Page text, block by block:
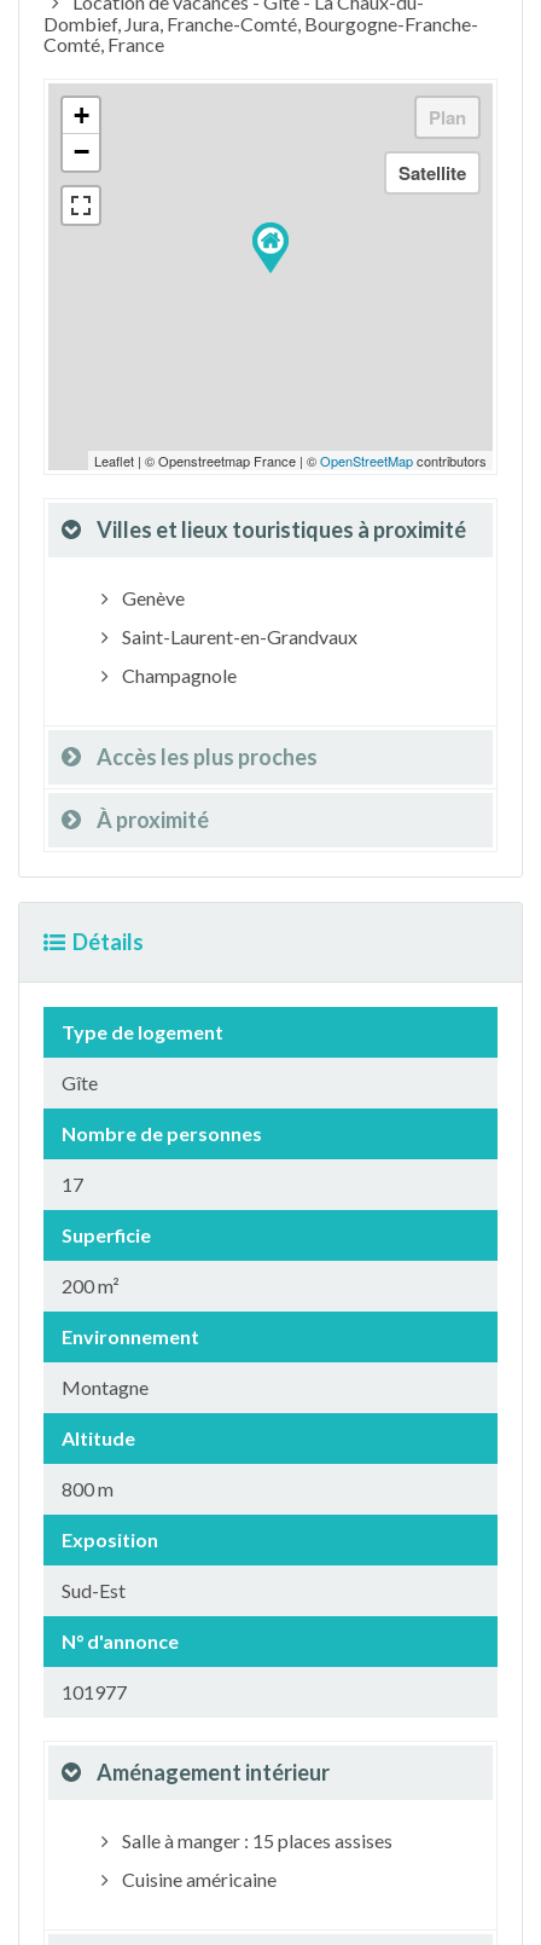
Dombief, Jura, Franche-Comté, Bourgogne-Franche-
Comté, France
+
−
Leaflet | © Openstreetmap France | ©OpenStreetMapcontributors
Villes et lieux touristiques à proximité
Genève
Saint-Laurent-en-Grandvaux
Champagnole
Accès les plus proches
À proximité
Détails
Type de logement
Gîte
Nombre de personnes
17
Superficie
200 m²
Environnement
Montagne
Altitude
800 m
Exposition
Sud-Est
N° d'annonce
101977
Aménagement intérieur
Salle à manger : 15 places assises
Cuisine américaine